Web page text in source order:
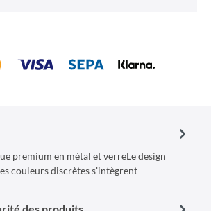
premium en métal et verreLe design
couleurs discrètes s'intègrent